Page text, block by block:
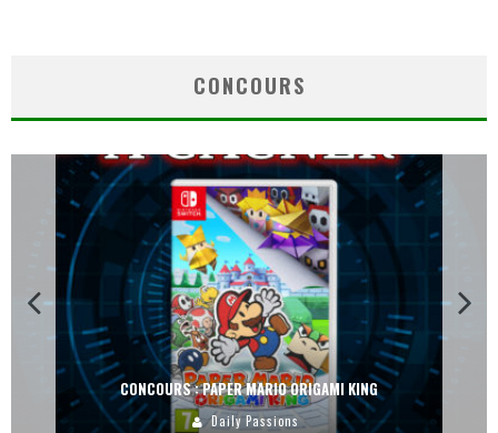
CONCOURS
CONCOURS : PAPER MARIO ORIGAMI KING
Daily Passions